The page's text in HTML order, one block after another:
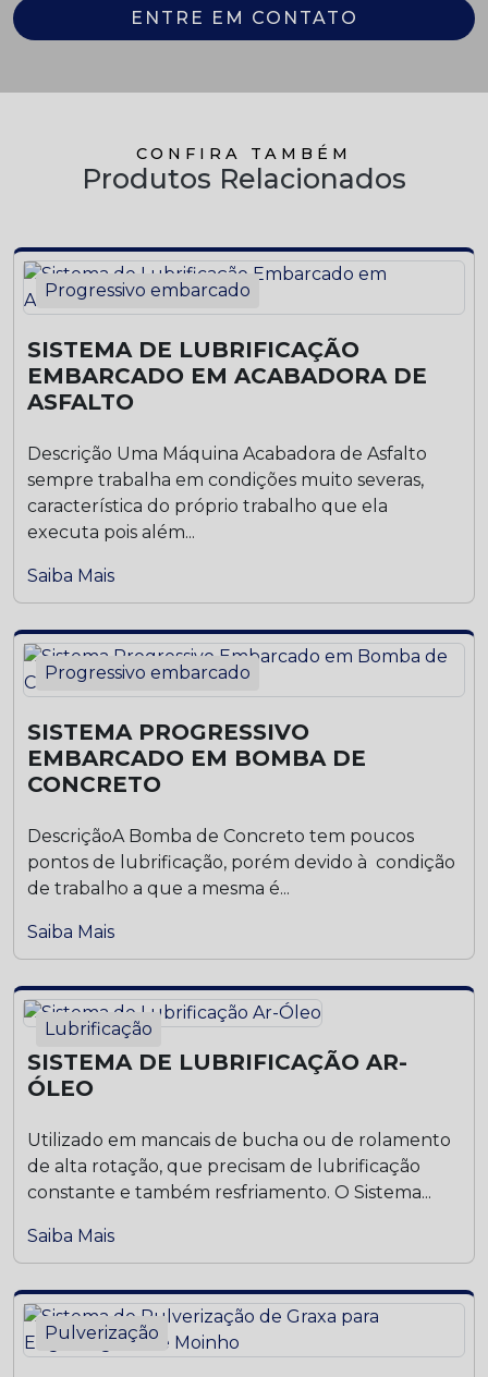
ENTRE EM CONTATO
CONFIRA TAMBÉM
Produtos Relacionados
Progressivo embarcado
SISTEMA DE LUBRIFICAÇÃO
EMBARCADO EM ACABADORA DE
ASFALTO
Descrição Uma Máquina Acabadora de Asfalto
sempre trabalha em condições muito severas,
característica do próprio trabalho que ela
executa pois além...
Saiba Mais
Progressivo embarcado
SISTEMA PROGRESSIVO
EMBARCADO EM BOMBA DE
CONCRETO
DescriçãoA Bomba de Concreto tem poucos
pontos de lubrificação, porém devido à condição
de trabalho a que a mesma é...
Saiba Mais
Lubrificação
SISTEMA DE LUBRIFICAÇÃO AR-
ÓLEO
Utilizado em mancais de bucha ou de rolamento
de alta rotação, que precisam de lubrificação
constante e também resfriamento. O Sistema...
Saiba Mais
Pulverização